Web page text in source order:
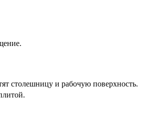
столешницу и рабочую поверхность.